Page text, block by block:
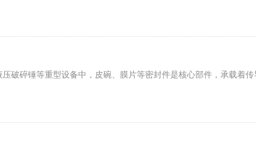
破碎锤等重型设备中，皮碗、膜片等密封件是核心部件，承载着